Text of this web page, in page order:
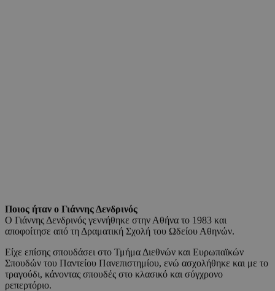
Ποιος ήταν ο Γιάννης Δενδρινός
Ο Γιάννης Δενδρινός γεννήθηκε στην Αθήνα το 1983 και
αποφοίτησε από τη Δραματική Σχολή του Ωδείου Αθηνών.
Είχε επίσης σπουδάσει στο Τμήμα Διεθνών και Ευρωπαϊκών
Σπουδών του Παντείου Πανεπιστημίου, ενώ ασχολήθηκε και με το
τραγούδι, κάνοντας σπουδές στο κλασικό και σύγχρονο
ρεπερτόριο.